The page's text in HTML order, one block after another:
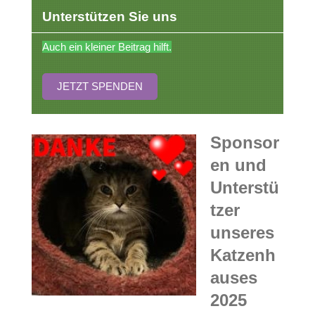
Unterstützen Sie uns
Auch ein kleiner Beitrag hilft.
JETZT SPENDEN
Sponsor
en und
Unterstü
tzer
unseres
Katzenh
auses
2025